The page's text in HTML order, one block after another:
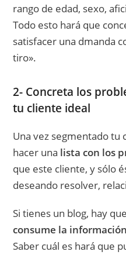
rango de edad, sexo,
Todo esto hará que
satisfacer una dmanda
tiro».
2- Concreta los
tu cliente ideal
Una vez segmentado
hacer una lista con los
que este cliente, y sólo
deseando resolver,
Si tienes un blog, hay
consume la
Saber cuál es hará que